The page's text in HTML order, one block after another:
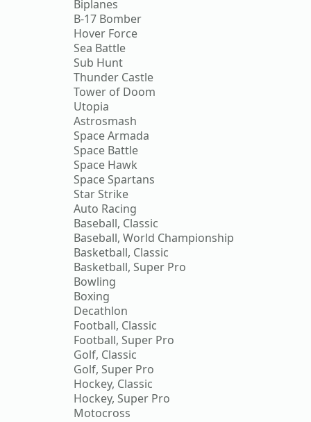
Biplanes
B-17 Bomber
Hover Force
Sea Battle
Sub Hunt
Thunder Castle
Tower of Doom
Utopia
Astrosmash
Space Armada
Space Battle
Space Hawk
Space Spartans
Star Strike
Auto Racing
Baseball, Classic
Baseball, World Championship
Basketball, Classic
Basketball, Super Pro
Bowling
Boxing
Decathlon
Football, Classic
Football, Super Pro
Golf, Classic
Golf, Super Pro
Hockey, Classic
Hockey, Super Pro
Motocross